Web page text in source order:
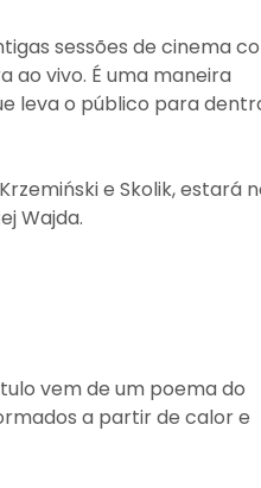
sessões de cinema
ao vivo. É uma maneira
leva o público para
e Skolik, estará
Wajda.
vem de um poema do
a partir de calor e